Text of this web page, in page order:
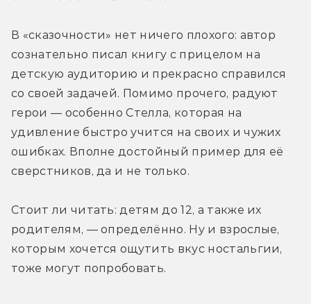
В «сказочности» нет ничего плохого: автор
сознательно писал книгу с прицелом на
детскую аудиторию и прекрасно справился
со своей задачей. Помимо прочего, радуют
герои — особенно Стелла, которая на
удивление быстро учится на своих и чужих
ошибках. Вполне достойный пример для её
сверстников, да и не только.
Стоит ли читать: детям до 12, а также их
родителям, — определённо. Ну и взрослые,
которым хочется ощутить вкус ностальгии,
тоже могут попробовать.